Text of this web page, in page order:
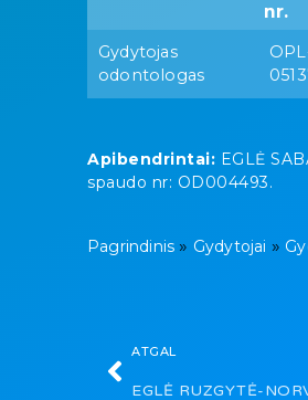
nr.
Gydytojas
odontologas
Apibendrintai: EGLĖ
spaudo nr: OD004493.
Pagrindinis » Gydytojai »
ATGAL
EGLĖ RUZGYTĖ-